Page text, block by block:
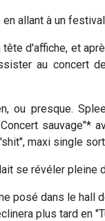
allant à un
d'affiche, et
au concert
ou presque.
sauvage"*
maxi single
se révéler pleine
posé dans le hall
plus tard en